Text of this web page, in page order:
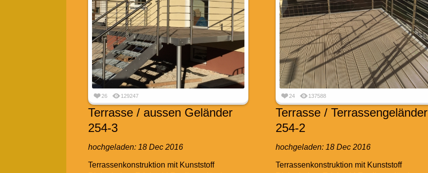
26 129247
Terrasse / aussen Geländer
254-3
hochgeladen: 18 Dec 2016
Terrassenkonstruktion mit Kunststoff
24 137588
Terrasse / Terrassengeländer
254-2
hochgeladen: 18 Dec 2016
Terrassenkonstruktion mit Kunststoff